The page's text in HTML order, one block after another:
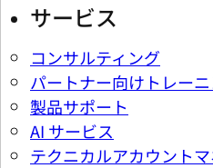
サービス
コンサルティング
パートナー向けトレー
製品サポート
AI サービス
テクニカルアカウント